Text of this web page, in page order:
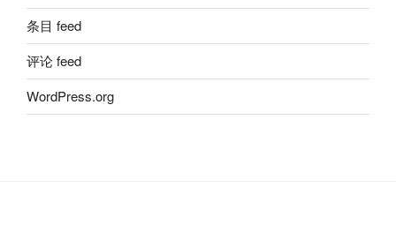
条目 feed
评论 feed
WordPress.org